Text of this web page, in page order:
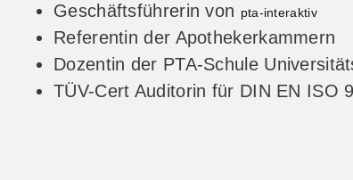
Geschäftsführerin von pta-interaktiv
Referentin der Apothekerkammern
Dozentin der PTA-Schule
TÜV-Cert Auditorin für DIN EN ISO